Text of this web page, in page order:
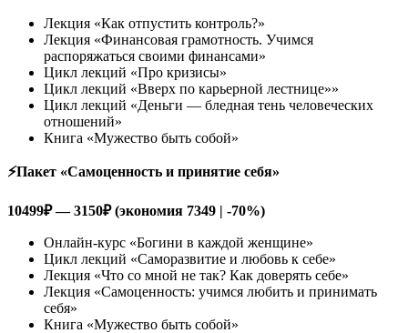
Лекция «Как отпустить контроль?»
Лекция «Финансовая грамотность. Учимся
распоряжаться своими финансами»
Цикл лекций «Про кризисы»
Цикл лекций «Вверх по карьерной лестнице»»
Цикл лекций «Деньги — бледная тень человеческих
отношений»
Книга «Мужество быть собой»
⚡️Пакет «Самоценность и принятие себя»
10499₽ — 3150₽ (экономия 7349 | -70%)
Онлайн-курс «Богини в каждой женщине»
Цикл лекций «Саморазвитие и любовь к себе»
Лекция «Что со мной не так? Как доверять себе»
Лекция «Самоценность: учимся любить и принимать
себя»
Книга «Мужество быть собой»